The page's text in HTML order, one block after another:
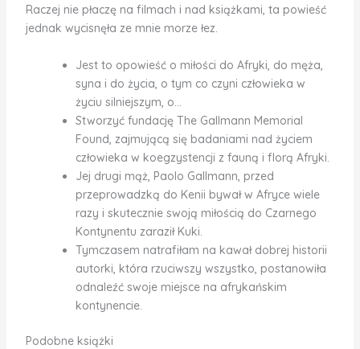
Raczej nie płaczę na filmach i nad książkami, ta powieść
jednak wycisnęła ze mnie morze łez.
Jest to opowieść o miłości do Afryki, do męża,
syna i do życia, o tym co czyni człowieka w
życiu silniejszym, o…
Stworzyć fundację The Gallmann Memorial
Found, zajmującą się badaniami nad życiem
człowieka w koegzystencji z fauną i florą Afryki.
Jej drugi mąż, Paolo Gallmann, przed
przeprowadzką do Kenii bywał w Afryce wiele
razy i skutecznie swoją miłością do Czarnego
Kontynentu zaraził Kuki.
Tymczasem natrafiłam na kawał dobrej historii
autorki, która rzuciwszy wszystko, postanowiła
odnaleźć swoje miejsce na afrykańskim
kontynencie.
Podobne książki